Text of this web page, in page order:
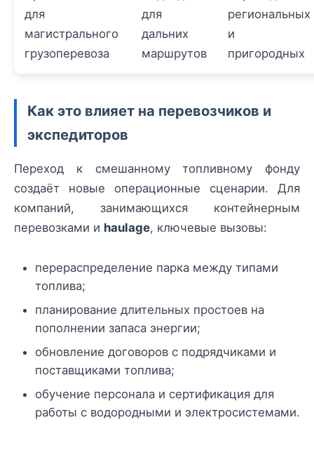
для
магистрального
грузоперевоза
для
дальних
маршрутов
региональных
и
пригородных
Как это влияет на перевозчиков и
экспедиторов
Переход к смешанному топливному фонду
создаёт новые операционные сценарии. Для
компаний, занимающихся контейнерным
перевозками и haulage, ключевые вызовы:
перераспределение парка между типами
топлива;
планирование длительных простоев на
пополнении запаса энергии;
обновление договоров с подрядчиками и
поставщиками топлива;
обучение персонала и сертификация для
работы с водородными и электросистемами.